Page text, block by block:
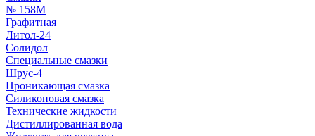
№ 158М
Графитная
Литол-24
Солидол
Специальные смазки
Шрус-4
Проникающая смазка
Силиконовая смазка
Технические жидкости
Дистиллированная вода